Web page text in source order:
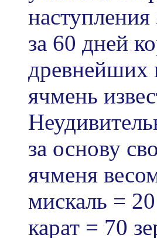
за 60 дней
древнейших
ячмень
за основу
ячменя
мискаль =
карат = 70